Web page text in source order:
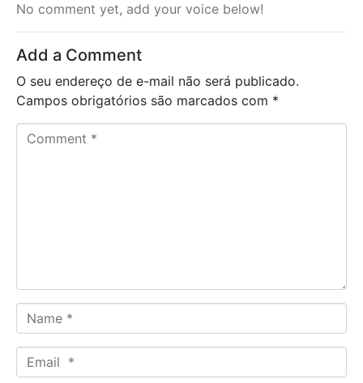
No comment yet, add your voice below!
Add a Comment
O seu endereço de e-mail não será publicado.
Campos obrigatórios são marcados com *
a
m
m